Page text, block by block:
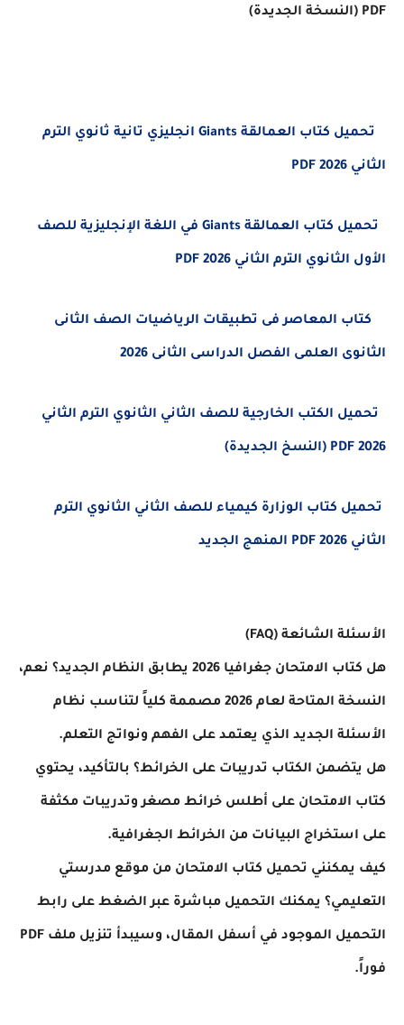
PDF (النسخة الجديدة)
تحميل كتاب العمالقة Giants انجليزي تانية ثانوي الترم
الثاني 2026 PDF
تحميل كتاب العمالقة Giants في اللغة الإنجليزية للصف
الأول الثانوي الترم الثاني 2026 PDF
كتاب المعاصر فى تطبيقات الرياضيات الصف الثانى
الثانوى العلمى الفصل الدراسى الثانى 2026
تحميل الكتب الخارجية للصف الثاني الثانوي الترم الثاني
2026 PDF (النسخ الجديدة)
تحميل كتاب الوزارة كيمياء للصف الثاني الثانوي الترم
الثاني 2026 PDF المنهج الجديد
الأسئلة الشائعة (FAQ)
هل كتاب الامتحان جغرافيا 2026 يطابق النظام الجديد؟ نعم،
النسخة المتاحة لعام 2026 مصممة كلياً لتناسب نظام
الأسئلة الجديد الذي يعتمد على الفهم ونواتج التعلم.
هل يتضمن الكتاب تدريبات على الخرائط؟ بالتأكيد، يحتوي
كتاب الامتحان على أطلس خرائط مصغر وتدريبات مكثفة
على استخراج البيانات من الخرائط الجغرافية.
كيف يمكنني تحميل كتاب الامتحان من موقع مدرستي
التعليمي؟ يمكنك التحميل مباشرة عبر الضغط على رابط
التحميل الموجود في أسفل المقال، وسيبدأ تنزيل ملف PDF
فوراً.